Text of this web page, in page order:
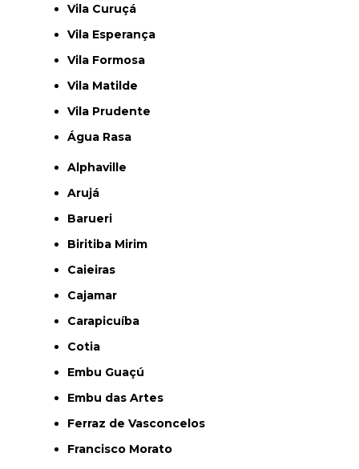
Vila Curuçá
Vila Esperança
Vila Formosa
Vila Matilde
Vila Prudente
Água Rasa
Alphaville
Arujá
Barueri
Biritiba Mirim
Caieiras
Cajamar
Carapicuíba
Cotia
Embu Guaçú
Embu das Artes
Ferraz de Vasconcelos
Francisco Morato